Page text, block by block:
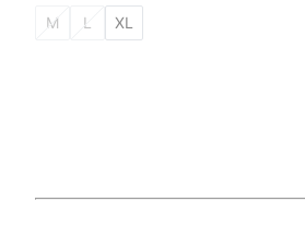
M L XL